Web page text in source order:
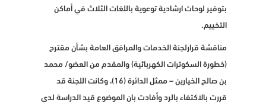
بتوفير لوحات ارشادية توعوية باللغات الثلاث في أماكن
التخييم.
مناقشة قرارلجنة الخدمات والمرافق العامة بشأن مقترح
(خطورة السكوترات الكهربائية) والمقدم من العضو/ محمد
بن صالح الخيارين – ممثل الدائرة (16)، وكانت اللجنة قد
قررت بالاكتفاء بالرد وأفادت بان الموضوع قيد الدراسة لدى